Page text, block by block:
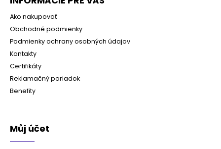
Ako nakupovať
Obchodné podmienky
Podmienky ochrany osobných údajov
Kontakty
Certifikáty
Reklamačný poriadok
Benefity
Můj účet